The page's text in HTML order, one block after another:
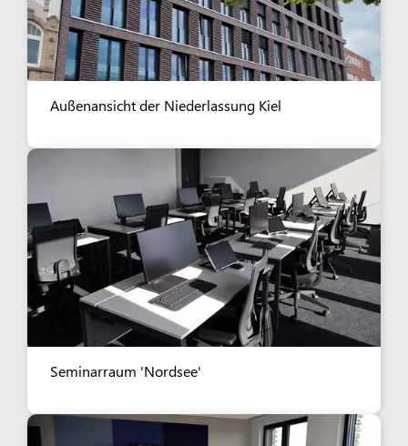
Außenansicht der Niederlassung Kiel
Seminarraum 'Nordsee'